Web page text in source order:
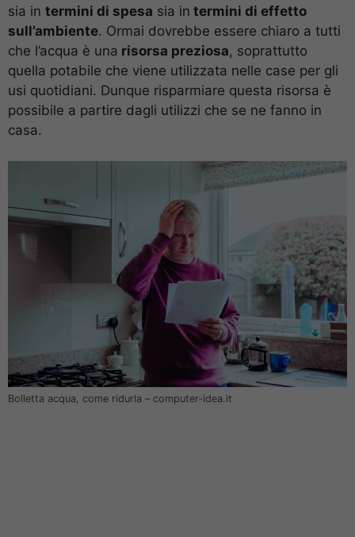
sia in termini di spesa sia in termini di effetto
sull’ambiente. Ormai dovrebbe essere chiaro a tutti
che l’acqua è una risorsa preziosa, soprattutto
quella potabile che viene utilizzata nelle case per gli
usi quotidiani. Dunque risparmiare questa risorsa è
possibile a partire dagli utilizzi che se ne fanno in
casa.
Bolletta acqua, come ridurla – computer-idea.it